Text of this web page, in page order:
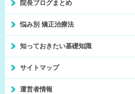
院長ブログまとめ
悩み別 矯正治療法
知っておきたい基礎知識
サイトマップ
運営者情報